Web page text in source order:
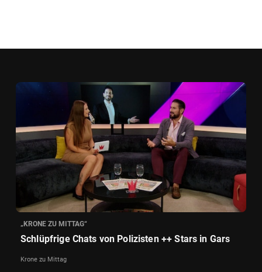
„KRONE ZU MITTAG“
Schlüpfrige Chats von Polizisten ++ Stars in Gars
Krone zu Mittag